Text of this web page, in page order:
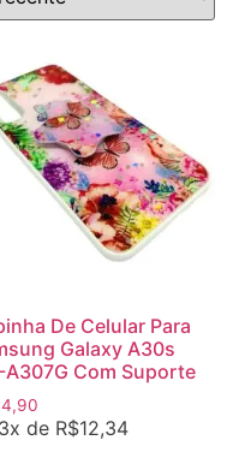
De Celular Para
Galaxy A30s
A307G Com Suporte
de R$12,34